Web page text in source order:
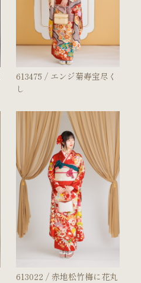
613475 / エンジ菊寿宝尽く
し
613022 / 赤地松竹梅に花丸